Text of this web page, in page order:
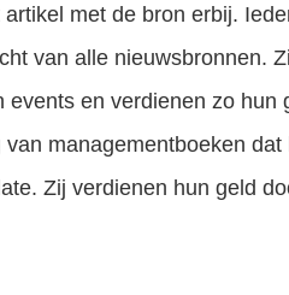
met de bron erbij.
van alle nieuwsbronnen.
en verdienen zo hun
managementboeken
Zij verdienen hun geld